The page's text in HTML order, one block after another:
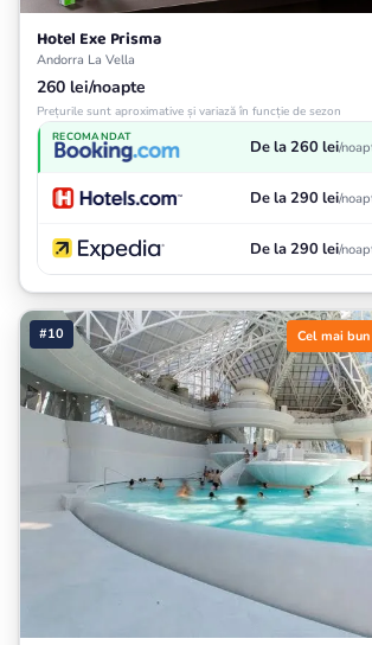
Hotel Exe Prisma
Andorra La Vella
260 lei/noapte
Prețurile sunt aproximative și variază în funcție de sezon
RECOMANDAT De la 260 lei/
De la 290 lei/
De la 290 lei/
#10 Cel mai